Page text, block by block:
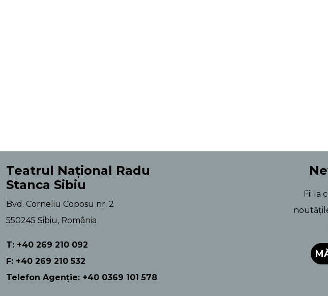
Teatrul Național Radu
Stanca Sibiu
Bvd. Corneliu Coposu nr. 2
550245 Sibiu, România
T: +40 269 210 092
F: +40 269 210 532
Telefon Agenție: +40 0369 101 578
Fii la